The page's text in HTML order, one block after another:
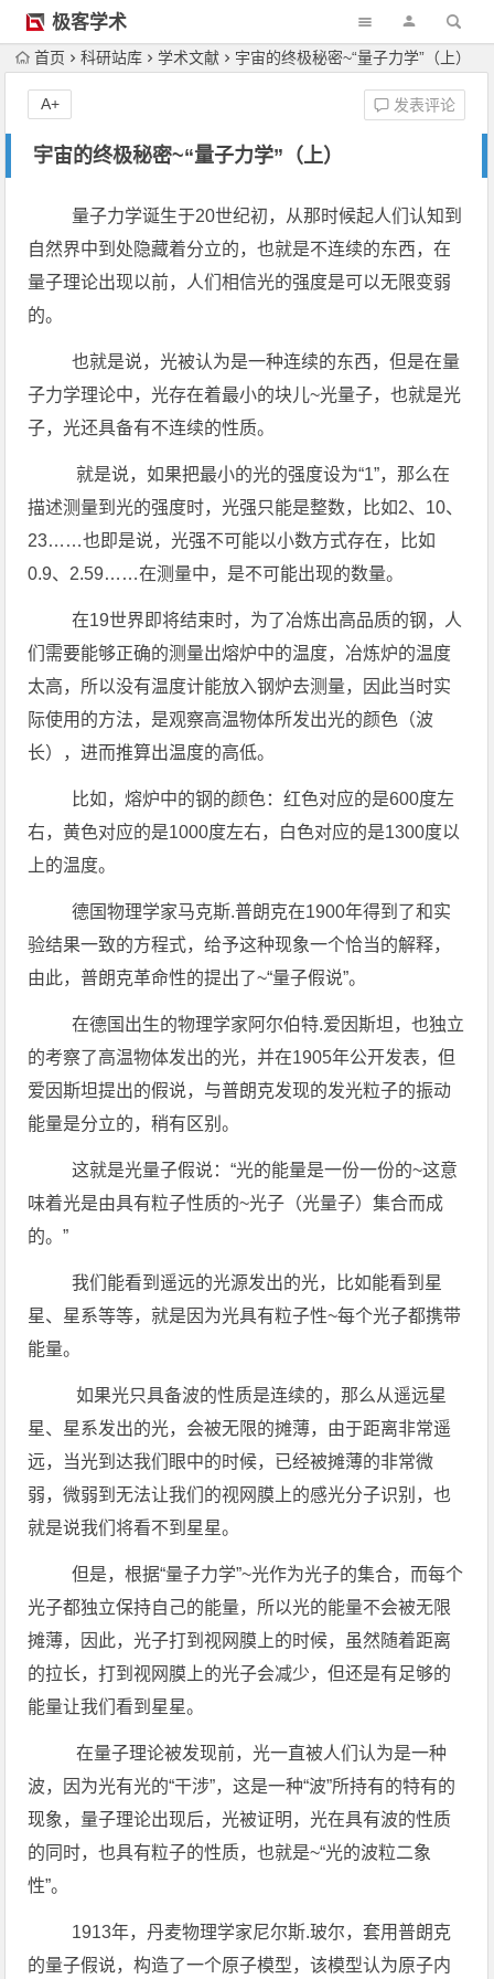
极客学术
首页 科研站库 学术文献 宇宙的终极秘密~“量子力学”（上）
宇宙的终极秘密~“量子力学”（上）
发表评论
A+
量子力学诞生于20世纪初，从那时候起人们认知到
自然界中到处隐藏着分立的，也就是不连续的东西，在
量子理论出现以前，人们相信光的强度是可以无限变弱
的。
也就是说，光被认为是一种连续的东西，但是在量
子力学理论中，光存在着最小的块儿~光量子，也就是光
子，光还具备有不连续的性质。
就是说，如果把最小的光的强度设为“1”，那么在
描述测量到光的强度时，光强只能是整数，比如2、10、
23……也即是说，光强不可能以小数方式存在，比如
0.9、2.59……在测量中，是不可能出现的数量。
在19世界即将结束时，为了冶炼出高品质的钢，人
们需要能够正确的测量出熔炉中的温度，冶炼炉的温度
太高，所以没有温度计能放入钢炉去测量，因此当时实
际使用的方法，是观察高温物体所发出光的颜色（波
长），进而推算出温度的高低。
比如，熔炉中的钢的颜色：红色对应的是600度左
右，黄色对应的是1000度左右，白色对应的是1300度以
上的温度。
德国物理学家马克斯.普朗克在1900年得到了和实
验结果一致的方程式，给予这种现象一个恰当的解释，
由此，普朗克革命性的提出了~“量子假说”。
在德国出生的物理学家阿尔伯特.爱因斯坦，也独立
的考察了高温物体发出的光，并在1905年公开发表，但
爱因斯坦提出的假说，与普朗克发现的发光粒子的振动
能量是分立的，稍有区别。
这就是光量子假说：“光的能量是一份一份的~这意
味着光是由具有粒子性质的~光子（光量子）集合而成
的。”
我们能看到遥远的光源发出的光，比如能看到星
星、星系等等，就是因为光具有粒子性~每个光子都携带
能量。
如果光只具备波的性质是连续的，那么从遥远星
星、星系发出的光，会被无限的摊薄，由于距离非常遥
远，当光到达我们眼中的时候，已经被摊薄的非常微
弱，微弱到无法让我们的视网膜上的感光分子识别，也
就是说我们将看不到星星。
但是，根据“量子力学”~光作为光子的集合，而每个
光子都独立保持自己的能量，所以光的能量不会被无限
摊薄，因此，光子打到视网膜上的时候，虽然随着距离
的拉长，打到视网膜上的光子会减少，但还是有足够的
能量让我们看到星星。
在量子理论被发现前，光一直被人们认为是一种
波，因为光有光的“干涉”，这是一种“波”所持有的特有的
现象，量子理论出现后，光被证明，光在具有波的性质
的同时，也具有粒子的性质，也就是~“光的波粒二象
性”。
1913年，丹麦物理学家尼尔斯.玻尔，套用普朗克
的量子假说，构造了一个原子模型，该模型认为原子内